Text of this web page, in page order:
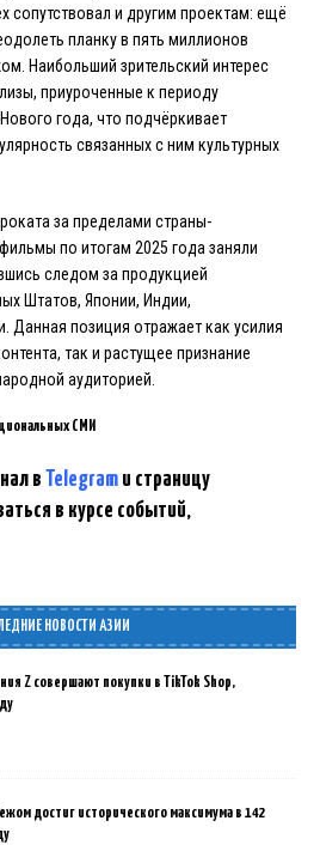
сопутствовал и другим проектам: ещё
планку в пять миллионов
Наибольший зрительский интерес
приуроченные к периоду
года, что подчёркивает
связанных с ним культурных
за пределами страны-
по итогам 2025 года заняли
следом за продукцией
Штатов, Японии, Индии,
Данная позиция отражает как усилия
так и растущее признание
аудиторией.
СМИ
в Telegram и страницу
в курсе событий,
НОВОСТИ АЗИИ
Z совершают покупки в TikTok Shop,
достиг исторического максимума в 142